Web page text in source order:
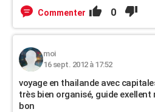
Commenter 0
moi
16 sept. 2012 à 17:52
voyage en thailande avec
très bien organisé, guide
bon